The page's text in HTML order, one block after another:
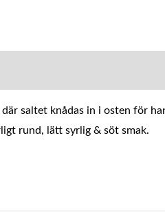
saltet knådas in i osten för
rund, lätt syrlig & söt smak.